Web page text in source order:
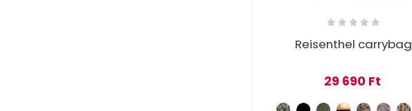
Reisenthel carrybag
29 690 Ft